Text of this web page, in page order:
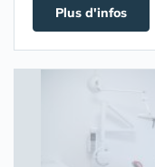
Plus d'infos